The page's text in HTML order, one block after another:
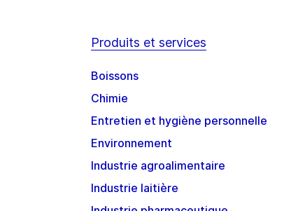
Produits et services
Boissons
Chimie
Entretien et hygiène personnelle
Environnement
Industrie agroalimentaire
Industrie laitière